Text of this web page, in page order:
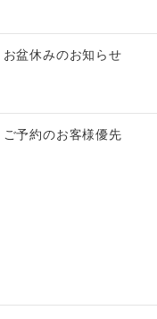
お盆休みのお知らせ
ご予約のお客様優先